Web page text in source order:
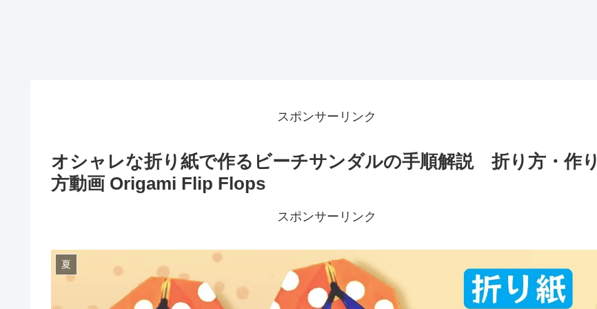
スポンサーリンク
オシャレな折り紙で作るビーチサンダルの手順解説 折り方・作り
方動画 Origami Flip Flops
スポンサーリンク
夏